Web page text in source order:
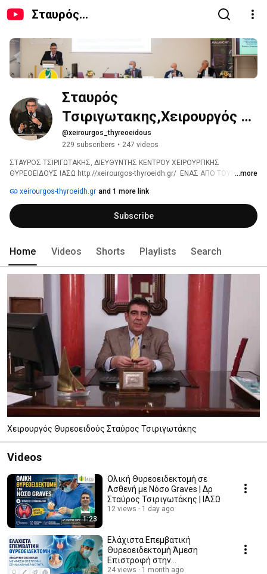
Σταυρός
ΘυρεοειδούςMD,FACS
Σταυρός
Τσιριγωτακης,Χειρουργός
ΘυρεοειδούςMD,FACS
@xeirourgos_thyreoeidous
229 subscribers • 247 videos
ΣΤΑΥΡΟΣ ΤΣΙΡΙΓΩΤΑΚΗΣ, ΔΙΕΥΘΥΝΤΗΣ ΚΕΝΤΡΟΥ ΧΕΙΡΟΥΡΓΙΚΗΣ
ΘΥΡΕΟΕΙΔΟΥΣ ΙΑΣΩ http://xeirourgos-thyroeidh.gr/  ΕΝΑΣ ΑΠΟ ΤΟΥΣ ...more
xeirourgos-thyroeidh.gr and 1 more link
Subscribe
Home Videos Shorts Playlists Search
Χειρουργός Θυρεοειδούς Σταύρος Τσιριγωτάκης
Videos
1:23
Ολική Θυρεοειδεκτομή σε
Ασθενή με Νόσο Graves | Δρ
Σταύρος Τσιριγωτάκης | ΙΑΣΩ
12 views 1 day ago
Ελάχιστα Επεμβατική
Θυρεοειδεκτομή Άμεση
Επιστροφή στην
Καθημερινότητα
24 views 1 month ago